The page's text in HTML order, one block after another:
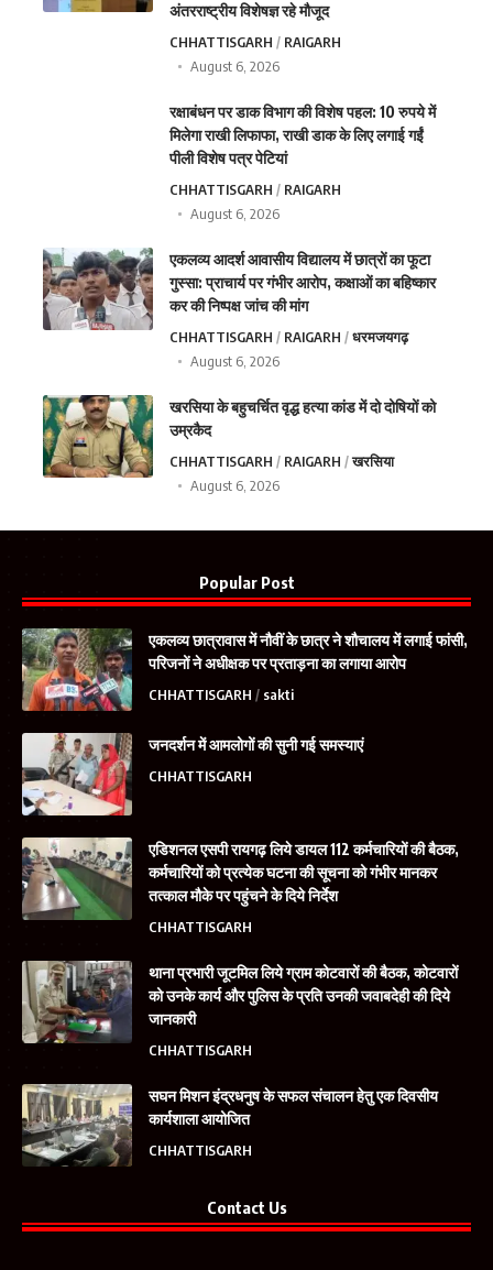
अंतरराष्ट्रीय विशेषज्ञ रहे मौजूद
CHHATTISGARH
RAIGARH
August 6, 2026
रक्षाबंधन पर डाक विभाग की विशेष पहल: 10 रुपये में
मिलेगा राखी लिफाफा, राखी डाक के लिए लगाई गईं
पीली विशेष पत्र पेटियां
CHHATTISGARH
RAIGARH
August 6, 2026
एकलव्य आदर्श आवासीय विद्यालय में छात्रों का फूटा
गुस्सा: प्राचार्य पर गंभीर आरोप, कक्षाओं का बहिष्कार
कर की निष्पक्ष जांच की मांग
CHHATTISGARH RAIGARH
धरमजयगढ़
August 6, 2026
खरसिया के बहुचर्चित वृद्ध हत्या कांड में दो दोषियों को
उम्रकैद
CHHATTISGARH RAIGARH
खरसिया
August 6, 2026
Popular Post
एकलव्य छात्रावास में नौवीं के छात्र ने शौचालय में लगाई फांसी,
परिजनों ने अधीक्षक पर प्रताड़ना का लगाया आरोप
CHHATTISGARH sakti
जनदर्शन में आमलोगों की सुनी गई समस्याएं
CHHATTISGARH
एडिशनल एसपी रायगढ़ लिये डायल 112 कर्मचारियों की बैठक,
कर्मचारियों को प्रत्येक घटना की सूचना को गंभीर मानकर
तत्काल मौके पर पहुंचने के दिये निर्देश
CHHATTISGARH
थाना प्रभारी जूटमिल लिये ग्राम कोटवारों की बैठक, कोटवारों
को उनके कार्य और पुलिस के प्रति उनकी जवाबदेही की दिये
जानकारी
CHHATTISGARH
सघन मिशन इंद्रधनुष के सफल संचालन हेतु एक दिवसीय
कार्यशाला आयोजित
CHHATTISGARH
Contact Us